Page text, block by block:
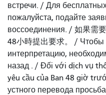
встречи. / Для
пожалуйста, подайте
воссоединения. / 如果需
48小時提出要求。 / Чтобы
интерпретацию,
назад . / Đối với dịch vụ
yêu cầu của Ban 48 giờ
устного перевода